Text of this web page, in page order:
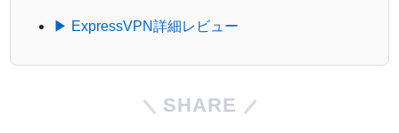
▶ ExpressVPN詳細レビュー
SHARE